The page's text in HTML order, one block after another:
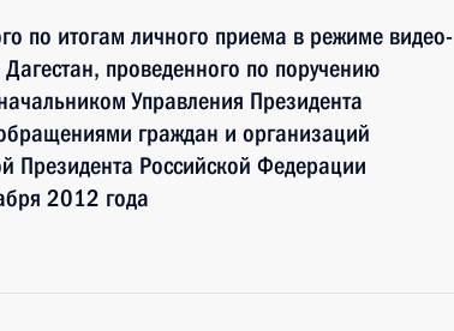
по итогам личного приема в режиме видео-
проведенного по поручению
Управления Президента
граждан и организаций
Российской Федерации
2012 года